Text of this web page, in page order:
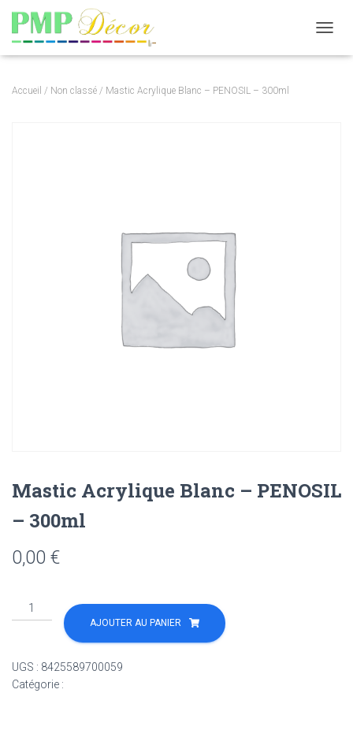
Accueil / Non classé / Mastic Acrylique Blanc – PENOSIL – 300ml
Mastic Acrylique Blanc – PENOSIL
– 300ml
0,00 €
quantité
de
Blanc
-
AJOUTER AU PANIER
UGS : 8425589700059
Catégorie :